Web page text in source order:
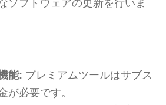
ソフトウェアの更新を行いま
能: プレミアムツールはサブス
が必要です。